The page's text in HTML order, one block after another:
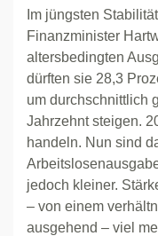
Im jüngsten
Finanzminister
altersbedingten
dürften sie 28,3
um durchschnittlich
Jahrzehnt steigen.
handeln. Nun sind
jedoch kleiner.
– von einem
ausgehend – viel